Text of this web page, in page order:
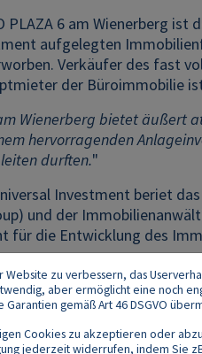
PLAZA 6 am Wienerberg
aufgelegten
Verkäufer des fast
der Büroimmobilie
am Wienerberg bietet
hervorragenden
durften."
Investment beriet
und der
für die Entwicklung des
Website zu verbessern, das
aber ermöglicht eine noch
gemäß Art 46 DSGVO
Cookies zu akzeptieren oder
jederzeit widerrufen, indem